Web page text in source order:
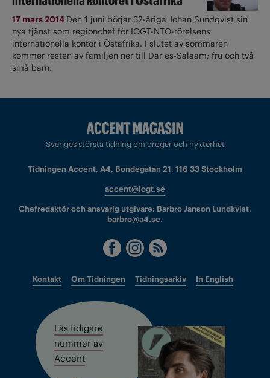
17 mars 2014 Den 1 juni börjar 32-åriga Johan Sundqvist sin
nya tjänst som regionchef för IOGT-NTO-rörelsens
internationella kontor i Östafrika. I slutet av sommaren
kommer resten av familjen ner till Dar es-Salaam; fru och två
små barn.
Sveriges största tidning om droger och nykterhet
Tidningen Accent, A4, Bondegatan 21, 116 33 Stockholm
accent@iogt.se
Chefredaktör och ansvarig utgivare: Barbro Janson Lundkvist,
barbro@a4.se.
Kontakt Om Tidningen Tidningsarkiv In English
Läs tidigare
nummer av
Accent